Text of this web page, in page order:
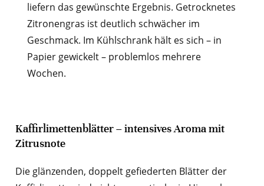
liefern das gewünschte Ergebnis. Getrocknetes
Zitronengras ist deutlich schwächer im
Geschmack. Im Kühlschrank hält es sich – in
Papier gewickelt – problemlos mehrere
Wochen.
Kaffirlimettenblätter – intensives Aroma mit
Zitrusnote
Die glänzenden, doppelt gefiederten Blätter der